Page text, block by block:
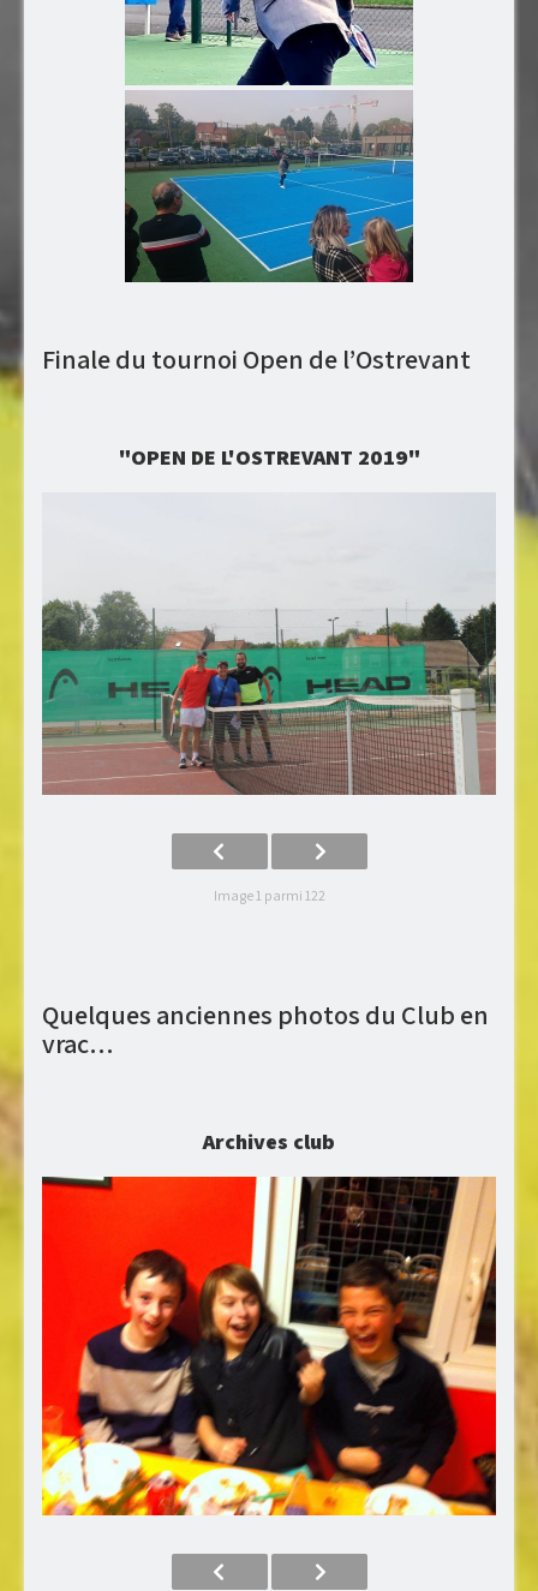
Finale du tournoi Open de l’Ostrevant
"OPEN DE L'OSTREVANT 2019"
Image 1 parmi 122
Quelques anciennes photos du Club en
vrac…
Archives club